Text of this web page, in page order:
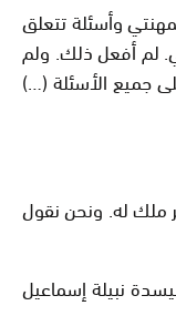
وأسئلة تتعلق
لم أفعل ذلك. ولم
على جميع الأسئلة (…)
ملك له. ونحن نقول
نبيلة إسماعيل